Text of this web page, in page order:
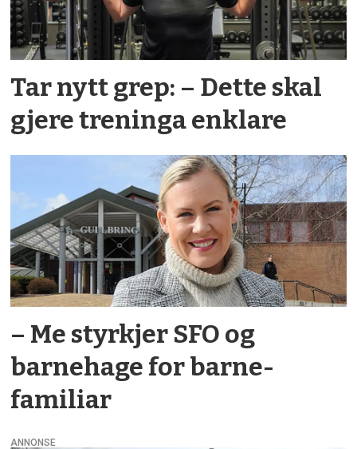
Tar nytt grep: – Dette skal
gjere treninga enklare
– Me styrkjer SFO og
barnehage for barne­
familiar
ANNONSE